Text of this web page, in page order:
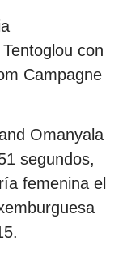
con
Campagne
Omanyala
segundos,
femenina el